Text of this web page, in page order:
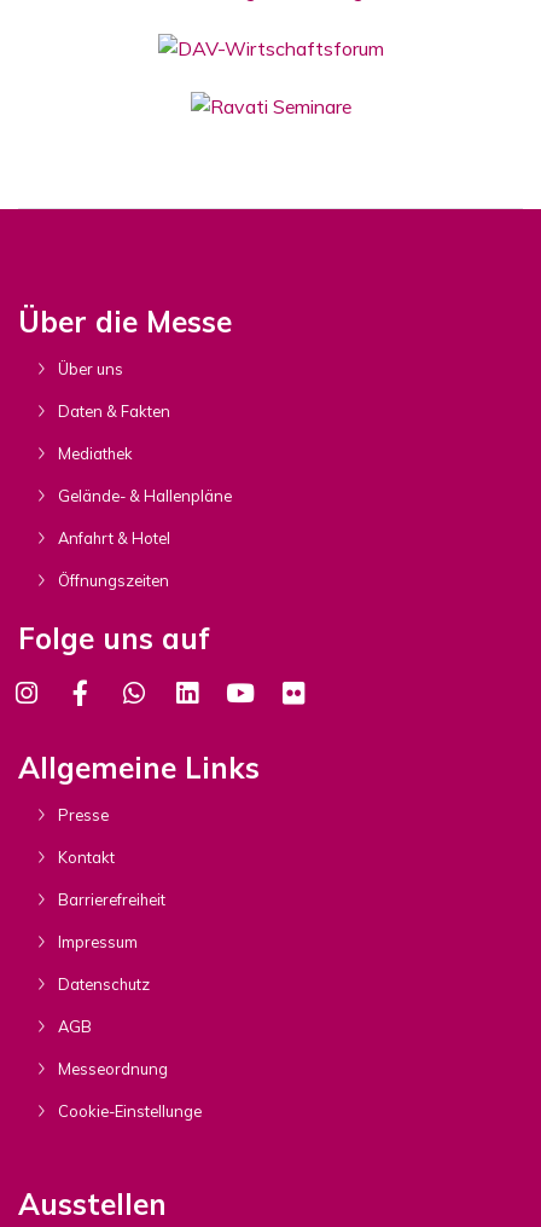
Über die Messe
Über uns
Daten & Fakten
Mediathek
Gelände- & Hallenpläne
Anfahrt & Hotel
Öffnungszeiten
Folge uns auf
Allgemeine Links
Presse
Kontakt
Barrierefreiheit
Impressum
Datenschutz
AGB
Messeordnung
Cookie-Einstellunge
Ausstellen